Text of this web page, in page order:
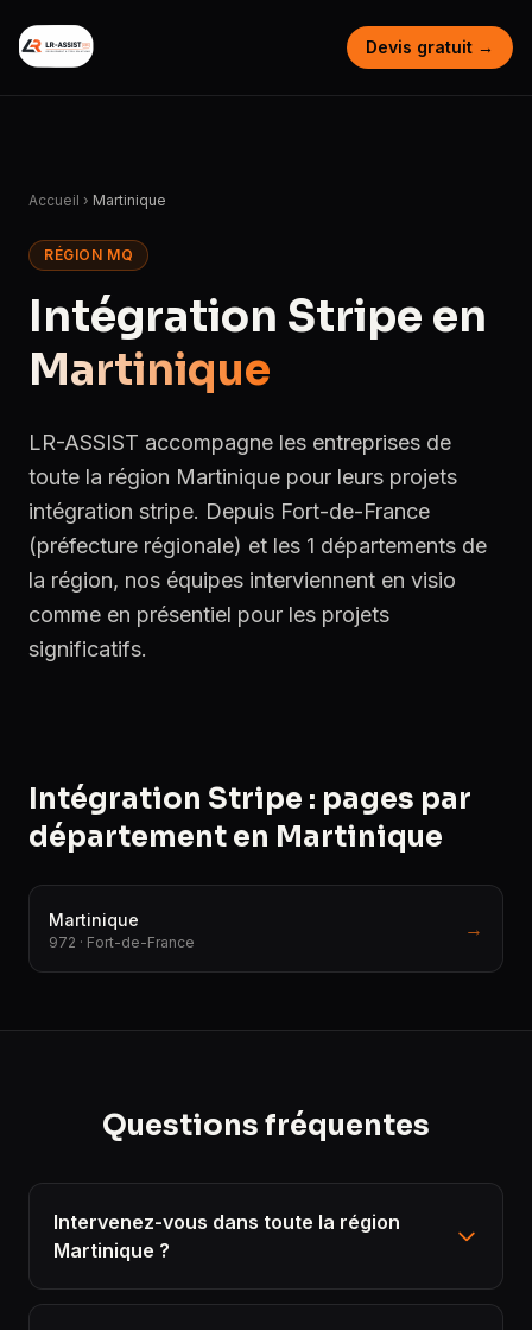
Devis gratuit →
Accueil › Martinique
RÉGION MQ
Intégration Stripe en
Martinique
LR-ASSIST accompagne les entreprises de
toute la région Martinique pour leurs projets
intégration stripe. Depuis Fort-de-France
(préfecture régionale) et les 1 départements de
la région, nos équipes interviennent en visio
comme en présentiel pour les projets
significatifs.
Intégration Stripe : pages par
département en Martinique
Martinique
972 · Fort-de-France
→
Questions fréquentes
Intervenez-vous dans toute la région
Martinique ?